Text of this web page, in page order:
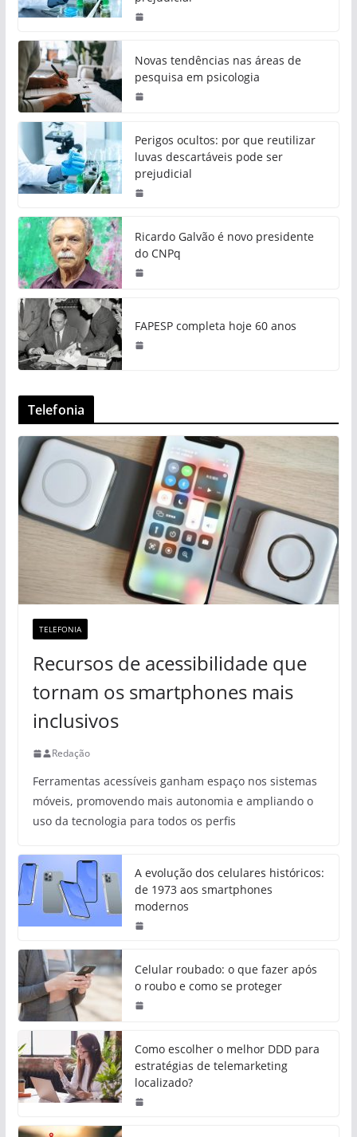
Novas tendências nas áreas de
pesquisa em psicologia
Perigos ocultos: por que reutilizar
luvas descartáveis pode ser
prejudicial
Ricardo Galvão é novo presidente
do CNPq
FAPESP completa hoje 60 anos
Telefonia
TELEFONIA
Recursos de acessibilidade que
tornam os smartphones mais
inclusivos
Redação
Ferramentas acessíveis ganham espaço nos sistemas
móveis, promovendo mais autonomia e ampliando o
uso da tecnologia para todos os perfis
A evolução dos celulares históricos:
de 1973 aos smartphones
modernos
Celular roubado: o que fazer após
o roubo e como se proteger
Como escolher o melhor DDD para
estratégias de telemarketing
localizado?